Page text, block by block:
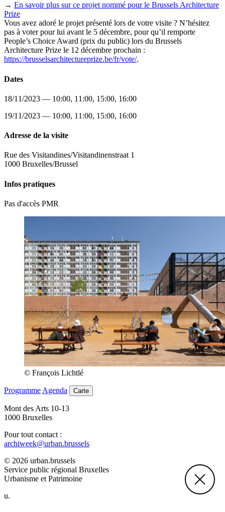
→ En savoir plus sur ce projet nommé pour le Brussels Architecture
Prize
Vous avez adoré le projet présenté lors de votre visite ? N’hésitez
pas à voter pour lui avant le 5 décembre, pour qu’il remporte
People’s Choice Award (prix du public) lors du Brussels
Architecture Prize le 12 décembre prochain :
https://brusselsarchitectureprize.be/fr/vote/.
Dates
18/11/2023 — 10:00, 11:00, 15:00, 16:00
19/11/2023 — 10:00, 11:00, 15:00, 16:00
Adresse de la visite
Rue des Visitandines/Visitandinenstraat 1
1000 Bruxelles/Brussel
Infos pratiques
Pas d'accès PMR
© François Lichtlé
Programme Agenda Carte
Mont des Arts 10-13
1000 Bruxelles
Pour tout contact :
archiweek@urban.brussels
© 2026 urban.brussels
Service public régional Bruxelles
Urbanisme et Patrimoine
u.